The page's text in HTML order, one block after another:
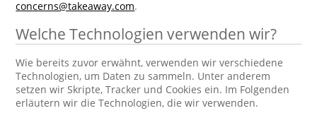
concerns@takeaway.com.
Welche Technologien verwenden wir?
Wie bereits zuvor erwähnt, verwenden wir verschiedene
Technologien, um Daten zu sammeln. Unter anderem
setzen wir Skripte, Tracker und Cookies ein. Im Folgenden
erläutern wir die Technologien, die wir verwenden.